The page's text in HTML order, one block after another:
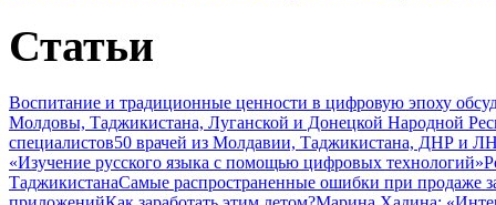
Статьи
Воспитание и традиционные ценности в цифровую эпоху
Молдовы, Таджикистана, Луганской и Донецкой Народной
специалистов50 врачей из Молдавии, Таджикистана, ДНР и
«Изучение русского языка с помощью цифровых технологий»
ТаджикистанаСамые распространенные ошибки при продаже